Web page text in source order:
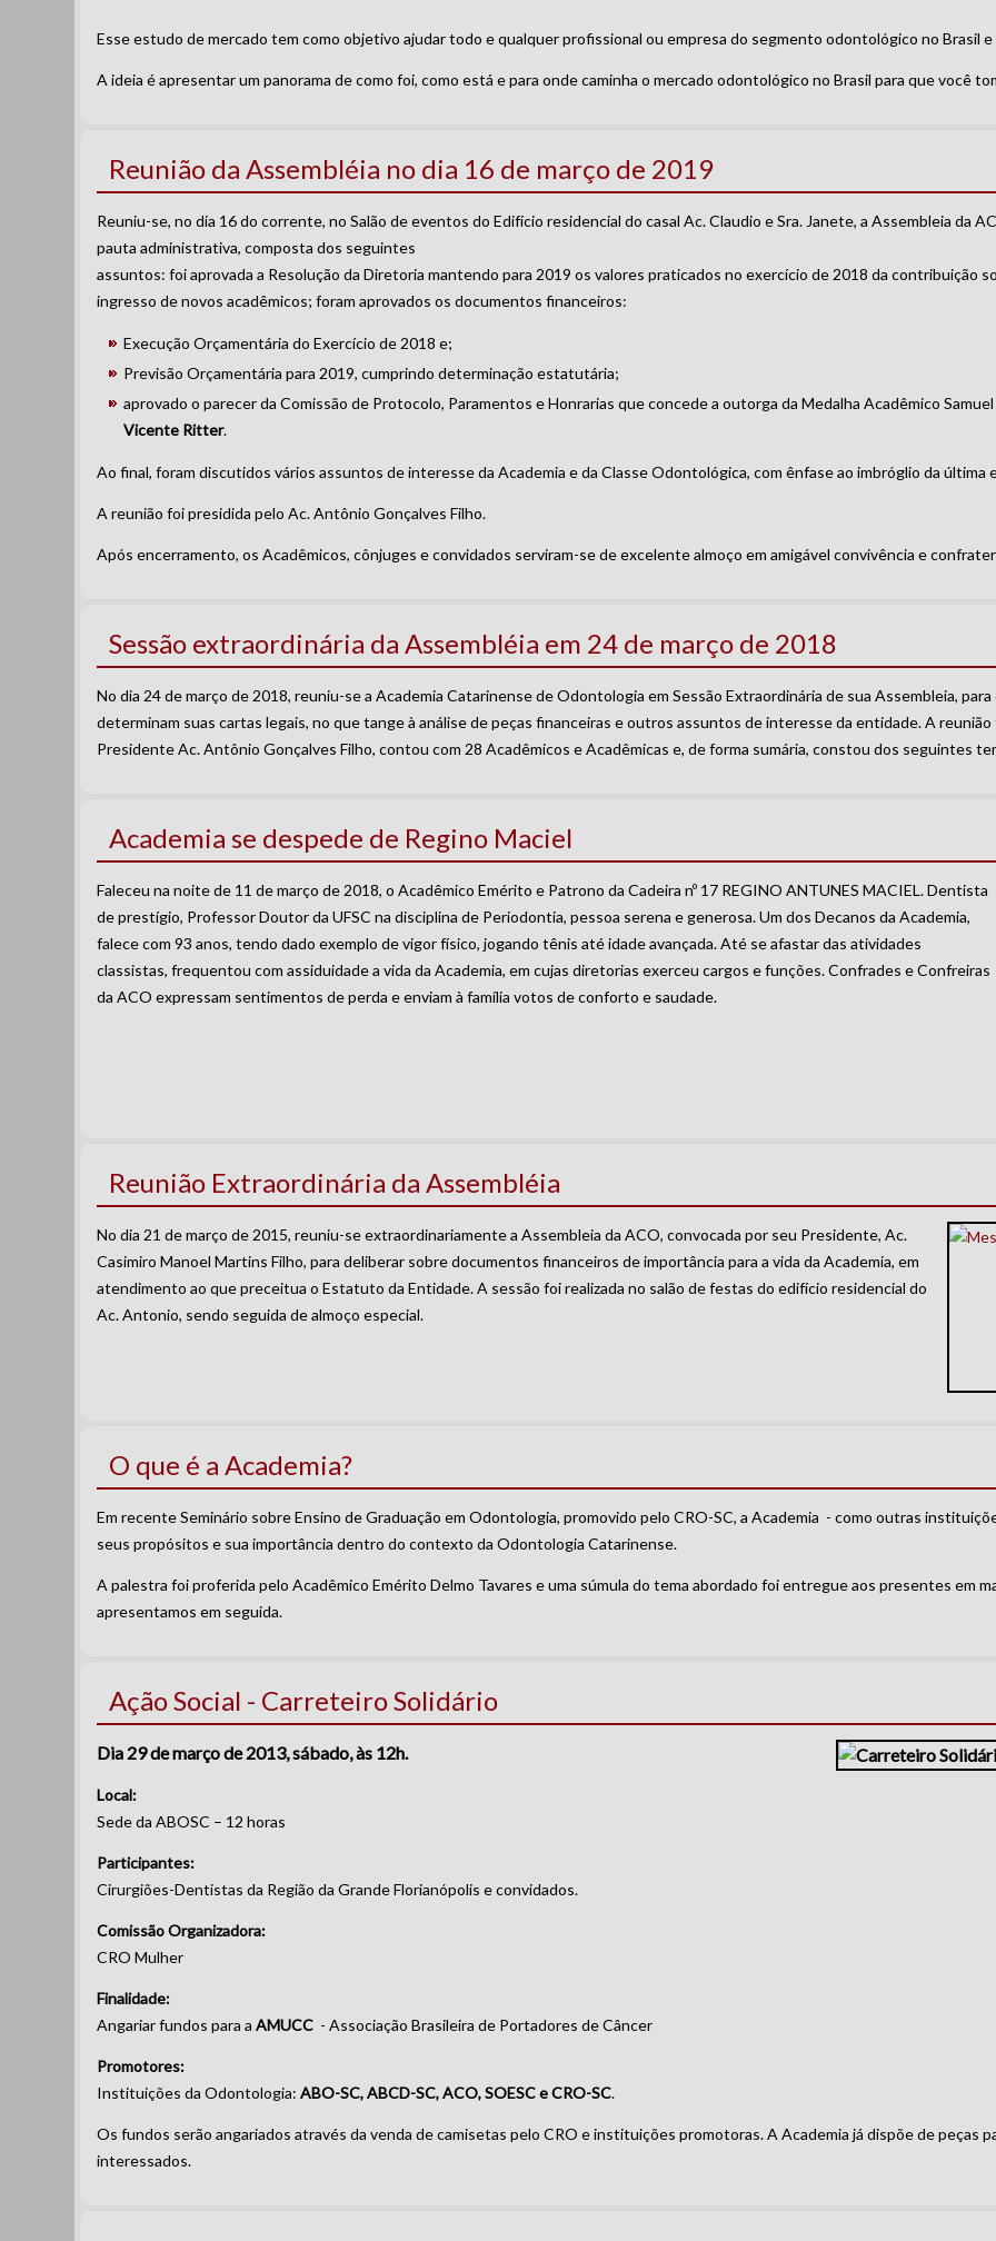
Esse estudo de mercado tem como objetivo ajudar todo e qualquer profissional ou empresa do segmento odontológico no Brasil e
A ideia é apresentar um panorama de como foi, como está e para onde caminha o mercado odontológico no Brasil para que você
Reunião da Assembléia no dia 16 de março de 2019
Reuniu-se, no dia 16 do corrente, no Salão de eventos do Edifício residencial do casal Ac. Claudio e Sra. Janete, a Assembleia da
pauta administrativa, composta dos seguintes
assuntos: foi aprovada a Resolução da Diretoria mantendo para 2019 os valores praticados no exercício de 2018 da contribuição
ingresso de novos acadêmicos; foram aprovados os documentos financeiros:
Execução Orçamentária do Exercício de 2018 e;
Previsão Orçamentária para 2019, cumprindo determinação estatutária;
aprovado o parecer da Comissão de Protocolo, Paramentos e Honrarias que concede a outorga da Medalha Acadêmico
Vicente Ritter.
Ao final, foram discutidos vários assuntos de interesse da Academia e da Classe Odontológica, com ênfase ao imbróglio da última
A reunião foi presidida pelo Ac. Antônio Gonçalves Filho.
Após encerramento, os Acadêmicos, cônjuges e convidados serviram-se de excelente almoço em amigável convivência e
Sessão extraordinária da Assembléia em 24 de março de 2018
No dia 24 de março de 2018, reuniu-se a Academia Catarinense de Odontologia em Sessão Extraordinária de sua Assembleia,
determinam suas cartas legais, no que tange à análise de peças financeiras e outros assuntos de interesse da entidade. A
Presidente Ac. Antônio Gonçalves Filho, contou com 28 Acadêmicos e Acadêmicas e, de forma sumária, constou dos seguintes
Academia se despede de Regino Maciel
Faleceu na noite de 11 de março de 2018, o Acadêmico Emérito e Patrono da Cadeira nº 17 REGINO ANTUNES MACIEL. Dentista
de prestígio, Professor Doutor da UFSC na disciplina de Periodontia, pessoa serena e generosa. Um dos Decanos da Academia,
falece com 93 anos, tendo dado exemplo de vigor físico, jogando tênis até idade avançada. Até se afastar das atividades
classistas, frequentou com assiduidade a vida da Academia, em cujas diretorias exerceu cargos e funções. Confrades e Confreiras
da ACO expressam sentimentos de perda e enviam à família votos de conforto e saudade.
Reunião Extraordinária da Assembléia
No dia 21 de março de 2015, reuniu-se extraordinariamente a Assembleia da ACO, convocada por seu Presidente, Ac.
Casimiro Manoel Martins Filho, para deliberar sobre documentos financeiros de importância para a vida da Academia, em
atendimento ao que preceitua o Estatuto da Entidade. A sessão foi realizada no salão de festas do edifício residencial do
Ac. Antonio, sendo seguida de almoço especial.
O que é a Academia?
Em recente Seminário sobre Ensino de Graduação em Odontologia, promovido pelo CRO-SC, a Academia - como outras
seus propósitos e sua importância dentro do contexto da Odontologia Catarinense.
A palestra foi proferida pelo Acadêmico Emérito Delmo Tavares e uma súmula do tema abordado foi entregue aos presentes em
apresentamos em seguida.
Ação Social - Carreteiro Solidário
Dia 29 de março de 2013, sábado, às 12h.
Local:
Sede da ABOSC – 12 horas
Participantes:
Cirurgiões-Dentistas da Região da Grande Florianópolis e convidados.
Comissão Organizadora:
CRO Mulher
Finalidade:
Angariar fundos para aAMUCC - Associação Brasileira de Portadores de Câncer
Promotores:
Instituições da Odontologia:ABO-SC, ABCD-SC, ACO, SOESC e CRO-SC.
Os fundos serão angariados através da venda de camisetas pelo CRO e instituições promotoras. A Academia já dispõe de peças
interessados.